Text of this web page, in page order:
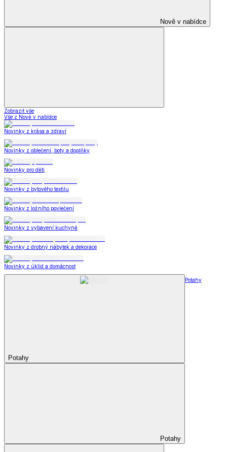
Nově v nabídce
Zobrazit vše
Vše z Nově v nabídce
Novinky z krása a zdraví
Novinky z oblečení, boty a doplňky
Novinky pro děti
Novinky z bytového textilu
Novinky z ložního povlečení
Novinky z vybavení kuchyně
Novinky z drobný nábytek a dekorace
Novinky z úklid a domácnost
Potahy
Potahy
Potahy